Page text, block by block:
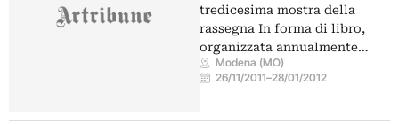
tredicesima mostra della
rassegna In forma di libro,
organizzata annualmente…
Modena (MO)
26/11/2011–28/01/2012